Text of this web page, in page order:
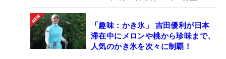
「趣味：かき氷」 吉田優利が日本
滞在中にメロンや桃から珍味まで、
人気のかき氷を次々に制覇！